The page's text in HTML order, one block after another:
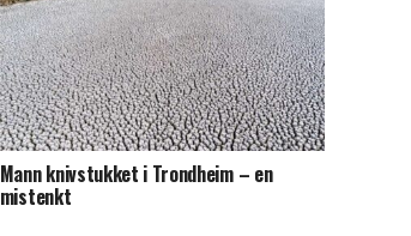
Mann knivstukket i Trondheim – en
mistenkt